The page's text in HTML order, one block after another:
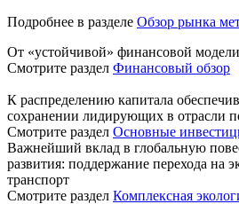
Подробнее в разделе Обзор рынка
От «устойчивой» финансовой модели
Смотрите раздел Финансовый обзор
К распределению капитала
сохранении лидирующих в отрасли
Смотрите раздел Основные
Важнейший вклад в глобальную
развития: поддержание перехода на
транспорт
Смотрите раздел Комплексная